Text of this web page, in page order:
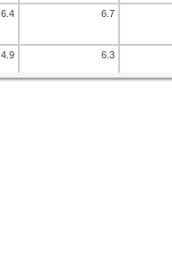
6.4 6.7
4.9 6.3